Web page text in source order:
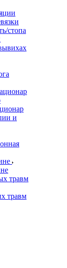
стопа
и
травм
травм